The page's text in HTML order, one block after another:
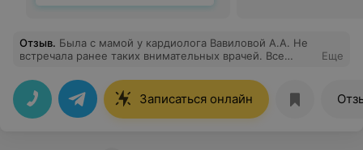
Отзыв. Была с мамой у кардиолога Вавиловой А.А. Не
встречала ранее таких внимательных врачей. Все
количество кардиологов и наконец нашли своего.
Спасибо!
Еще
Записаться онлайн